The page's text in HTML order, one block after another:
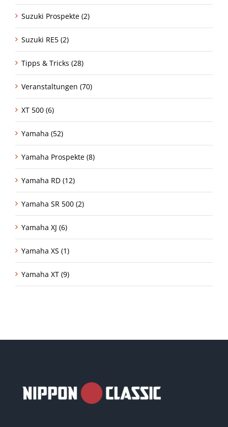
Suzuki Prospekte (2)
Suzuki RE5 (2)
Tipps & Tricks (28)
Veranstaltungen (70)
XT 500 (6)
Yamaha (52)
Yamaha Prospekte (8)
Yamaha RD (12)
Yamaha SR 500 (2)
Yamaha XJ (6)
Yamaha XS (1)
Yamaha XT (9)